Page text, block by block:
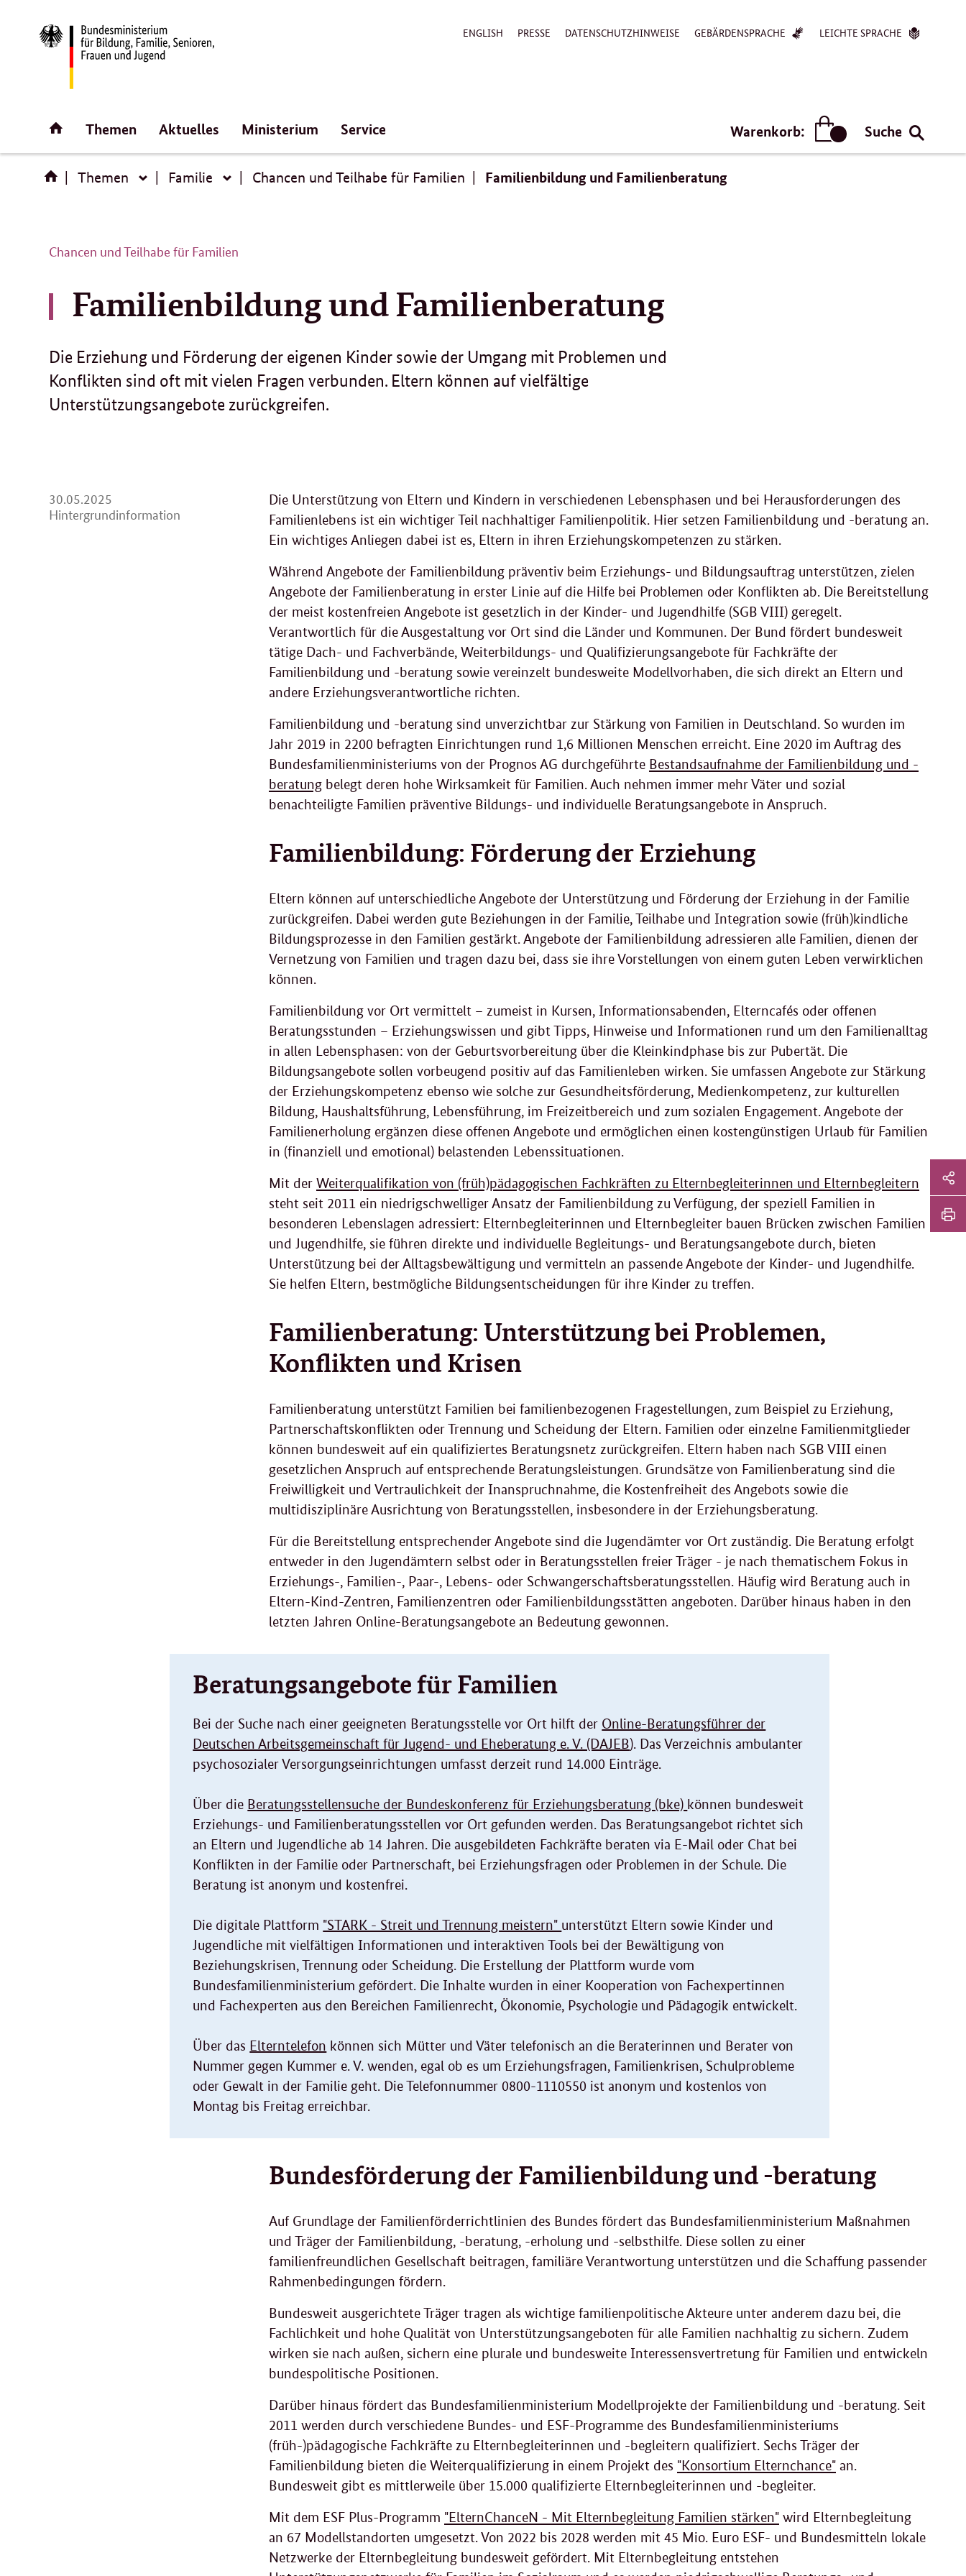
Direktlink:
ENGLISH PRESSE DATENSCHUTZHINWEISE GEBÄRDENSPRACHE LEICHTE SPRACHE
Startseite
Themen Aktuelles Ministerium Service Warenkorb:
Artikel
Suche
Themen Themen
Familie Familie
Chancen und Teilhabe für Familien Familienbildung und Familienberatung
Chancen und Teilhabe für Familien
Familienbildung und Familienberatung
30.05.2025
05.
Hintergrundinformation
Die Erziehung und Förderung der eigenen Kinder sowie der Umgang mit Problemen und
Konflikten sind oft mit vielen Fragen verbunden. Eltern können auf vielfältige
Unterstützungsangebote zurückgreifen.
Die Unterstützung von Eltern und Kindern in verschiedenen Lebensphasen und bei Herausforderungen des
Familienlebens ist ein wichtiger Teil nachhaltiger Familienpolitik. Hier setzen Familienbildung und -beratung an.
Ein wichtiges Anliegen dabei ist es, Eltern in ihren Erziehungskompetenzen zu stärken.
Während Angebote der Familienbildung präventiv beim Erziehungs- und Bildungsauftrag unterstützen, zielen
Angebote der Familienberatung in erster Linie auf die Hilfe bei Problemen oder Konflikten ab. Die Bereitstellung
der meist kostenfreien Angebote ist gesetzlich in der Kinder- und Jugendhilfe (SGB VIII) geregelt.
Verantwortlich für die Ausgestaltung vor Ort sind die Länder und Kommunen. Der Bund fördert bundesweit
tätige Dach- und Fachverbände, Weiterbildungs- und Qualifizierungsangebote für Fachkräfte der
Familienbildung und -beratung sowie vereinzelt bundesweite Modellvorhaben, die sich direkt an Eltern und
andere Erziehungsverantwortliche richten.
Familienbildung und -beratung sind unverzichtbar zur Stärkung von Familien in Deutschland. So wurden im
Jahr 2019 in 2200 befragten Einrichtungen rund 1,6 Millionen Menschen erreicht. Eine 2020 im Auftrag des
Bundesfamilienministeriums von der Prognos AG durchgeführte Bestandsaufnahme der Familienbildung und -
beratung belegt deren hohe Wirksamkeit für Familien. Auch nehmen immer mehr Väter und sozial
benachteiligte Familien präventive Bildungs- und individuelle Beratungsangebote in Anspruch.
Familienbildung: Förderung der Erziehung
Eltern können auf unterschiedliche Angebote der Unterstützung und Förderung der Erziehung in der Familie
zurückgreifen. Dabei werden gute Beziehungen in der Familie, Teilhabe und Integration sowie (früh)kindliche
Bildungsprozesse in den Familien gestärkt. Angebote der Familienbildung adressieren alle Familien, dienen der
Vernetzung von Familien und tragen dazu bei, dass sie ihre Vorstellungen von einem guten Leben verwirklichen
können.
Familienbildung vor Ort vermittelt – zumeist in Kursen, Informationsabenden, Elterncafés oder offenen
Beratungsstunden – Erziehungswissen und gibt Tipps, Hinweise und Informationen rund um den Familienalltag
in allen Lebensphasen: von der Geburtsvorbereitung über die Kleinkindphase bis zur Pubertät. Die
Bildungsangebote sollen vorbeugend positiv auf das Familienleben wirken. Sie umfassen Angebote zur Stärkung
der Erziehungskompetenz ebenso wie solche zur Gesundheitsförderung, Medienkompetenz, zur kulturellen
Bildung, Haushaltsführung, Lebensführung, im Freizeitbereich und zum sozialen Engagement. Angebote der
Familienerholung ergänzen diese offenen Angebote und ermöglichen einen kostengünstigen Urlaub für Familien
in (finanziell und emotional) belastenden Lebenssituationen.
Mit der Weiterqualifikation von (früh)pädagogischen Fachkräften zu Elternbegleiterinnen und Elternbegleitern
steht seit 2011 ein niedrigschwelliger Ansatz der Familienbildung zu Verfügung, der speziell Familien in
besonderen Lebenslagen adressiert: Elternbegleiterinnen und Elternbegleiter bauen Brücken zwischen Familien
und Jugendhilfe, sie führen direkte und individuelle Begleitungs- und Beratungsangebote durch, bieten
Unterstützung bei der Alltagsbewältigung und vermitteln an passende Angebote der Kinder- und Jugendhilfe.
Sie helfen Eltern, bestmögliche Bildungsentscheidungen für ihre Kinder zu treffen.
Familienberatung: Unterstützung bei Problemen,
Konflikten und Krisen
Familienberatung unterstützt Familien bei familienbezogenen Fragestellungen, zum Beispiel zu Erziehung,
Partnerschaftskonflikten oder Trennung und Scheidung der Eltern. Familien oder einzelne Familienmitglieder
können bundesweit auf ein qualifiziertes Beratungsnetz zurückgreifen. Eltern haben nach SGB VIII einen
gesetzlichen Anspruch auf entsprechende Beratungsleistungen. Grundsätze von Familienberatung sind die
Freiwilligkeit und Vertraulichkeit der Inanspruchnahme, die Kostenfreiheit des Angebots sowie die
multidisziplinäre Ausrichtung von Beratungsstellen, insbesondere in der Erziehungsberatung.
Für die Bereitstellung entsprechender Angebote sind die Jugendämter vor Ort zuständig. Die Beratung erfolgt
entweder in den Jugendämtern selbst oder in Beratungsstellen freier Träger - je nach thematischem Fokus in
Erziehungs-, Familien-, Paar-, Lebens- oder Schwangerschaftsberatungsstellen. Häufig wird Beratung auch in
Eltern-Kind-Zentren, Familienzentren oder Familienbildungsstätten angeboten. Darüber hinaus haben in den
letzten Jahren Online-Beratungsangebote an Bedeutung gewonnen.
Beratungsangebote für Familien
Bei der Suche nach einer geeigneten Beratungsstelle vor Ort hilft der Online-Beratungsführer der
Deutschen Arbeitsgemeinschaft für Jugend- und Eheberatung e. V. (DAJEB). Das Verzeichnis ambulanter
psychosozialer Versorgungseinrichtungen umfasst derzeit rund 14.000 Einträge.
Über die Beratungsstellensuche der Bundeskonferenz für Erziehungsberatung (bke) können bundesweit
Erziehungs- und Familienberatungsstellen vor Ort gefunden werden. Das Beratungsangebot richtet sich
an Eltern und Jugendliche ab 14 Jahren. Die ausgebildeten Fachkräfte beraten via E-Mail oder Chat bei
Konflikten in der Familie oder Partnerschaft, bei Erziehungsfragen oder Problemen in der Schule. Die
Beratung ist anonym und kostenfrei.
Die digitale Plattform "STARK - Streit und Trennung meistern" unterstützt Eltern sowie Kinder und
Jugendliche mit vielfältigen Informationen und interaktiven Tools bei der Bewältigung von
Beziehungskrisen, Trennung oder Scheidung. Die Erstellung der Plattform wurde vom
Bundesfamilienministerium gefördert. Die Inhalte wurden in einer Kooperation von Fachexpertinnen
und Fachexperten aus den Bereichen Familienrecht, Ökonomie, Psychologie und Pädagogik entwickelt.
Über das Elterntelefon können sich Mütter und Väter telefonisch an die Beraterinnen und Berater von
Nummer gegen Kummer e. V. wenden, egal ob es um Erziehungsfragen, Familienkrisen, Schulprobleme
oder Gewalt in der Familie geht. Die Telefonnummer 0800-1110550 ist anonym und kostenlos von
Montag bis Freitag erreichbar.
Bundesförderung der Familienbildung und -beratung
Auf Grundlage der Familienförderrichtlinien des Bundes fördert das Bundesfamilienministerium Maßnahmen
und Träger der Familienbildung, -beratung, -erholung und -selbsthilfe. Diese sollen zu einer
familienfreundlichen Gesellschaft beitragen, familiäre Verantwortung unterstützen und die Schaffung passender
Rahmenbedingungen fördern.
Bundesweit ausgerichtete Träger tragen als wichtige familienpolitische Akteure unter anderem dazu bei, die
Fachlichkeit und hohe Qualität von Unterstützungsangeboten für alle Familien nachhaltig zu sichern. Zudem
wirken sie nach außen, sichern eine plurale und bundesweite Interessensvertretung für Familien und entwickeln
bundespolitische Positionen.
Darüber hinaus fördert das Bundesfamilienministerium Modellprojekte der Familienbildung und -beratung. Seit
2011 werden durch verschiedene Bundes- und ESF-Programme des Bundesfamilienministeriums
(früh-)pädagogische Fachkräfte zu Elternbegleiterinnen und -begleitern qualifiziert. Sechs Träger der
Familienbildung bieten die Weiterqualifizierung in einem Projekt des "Konsortium Elternchance" an.
Bundesweit gibt es mittlerweile über 15.000 qualifizierte Elternbegleiterinnen und -begleiter.
Mit dem ESF Plus-Programm "ElternChanceN - Mit Elternbegleitung Familien stärken" wird Elternbegleitung
an 67 Modellstandorten umgesetzt. Von 2022 bis 2028 werden mit 45 Mio. Euro ESF- und Bundesmitteln lokale
Netzwerke der Elternbegleitung bundesweit gefördert. Mit Elternbegleitung entstehen